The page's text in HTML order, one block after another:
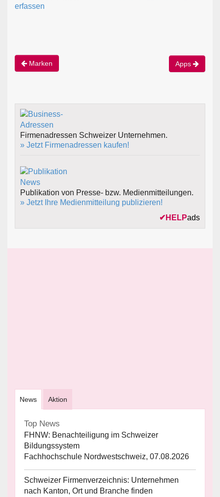
erfassen
Marken Apps
Firmenadressen Schweizer Unternehmen.
» Jetzt Firmenadressen kaufen!
Publikation von Presse- bzw. Medienmitteilungen.
» Jetzt Ihre Medienmitteilung publizieren!
✔ HELPads
News Aktion
Top News
FHNW: Benachteiligung im Schweizer
Bildungssystem
Fachhochschule Nordwestschweiz, 07.08.2026
Schweizer Firmenverzeichnis: Unternehmen
nach Kanton, Ort und Branche finden